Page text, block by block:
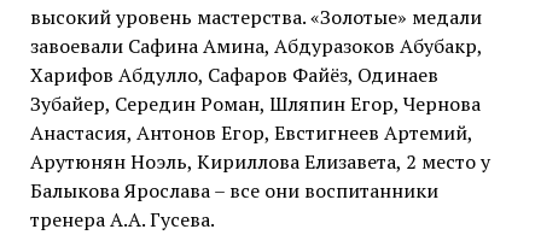
высокий уровень мастерства. «Золотые» медали
завоевали Сафина Амина, Абдуразоков Абубакр,
Харифов Абдулло, Сафаров Файёз, Одинаев
Зубайер, Середин Роман, Шляпин Егор, Чернова
Анастасия, Антонов Егор, Евстигнеев Артемий,
Арутюнян Ноэль, Кириллова Елизавета, 2 место у
Балыкова Ярослава – все они воспитанники
тренера А.А. Гусева.